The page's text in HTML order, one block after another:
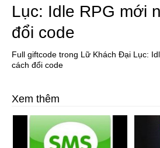
Lục: Idle RPG mới
đổi code
Full giftcode trong Lữ Khách Đại Lục:
cách đổi code
Xem thêm